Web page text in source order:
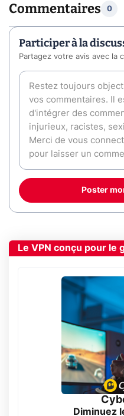
Commentaires 0
Participer à la
Partagez votre avis avec la
Poster
Le VPN conçu pour le
Diminuez